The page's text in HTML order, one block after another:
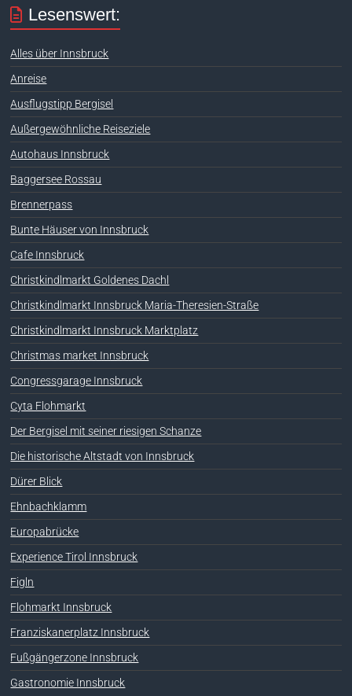
Lesenswert:
Alles über Innsbruck
Anreise
Ausflugstipp Bergisel
Außergewöhnliche Reiseziele
Autohaus Innsbruck
Baggersee Rossau
Brennerpass
Bunte Häuser von Innsbruck
Cafe Innsbruck
Christkindlmarkt Goldenes Dachl
Christkindlmarkt Innsbruck Maria-Theresien-Straße
Christkindlmarkt Innsbruck Marktplatz
Christmas market Innsbruck
Congressgarage Innsbruck
Cyta Flohmarkt
Der Bergisel mit seiner riesigen Schanze
Die historische Altstadt von Innsbruck
Dürer Blick
Ehnbachklamm
Europabrücke
Experience Tirol Innsbruck
Figln
Flohmarkt Innsbruck
Franziskanerplatz Innsbruck
Fußgängerzone Innsbruck
Gastronomie Innsbruck